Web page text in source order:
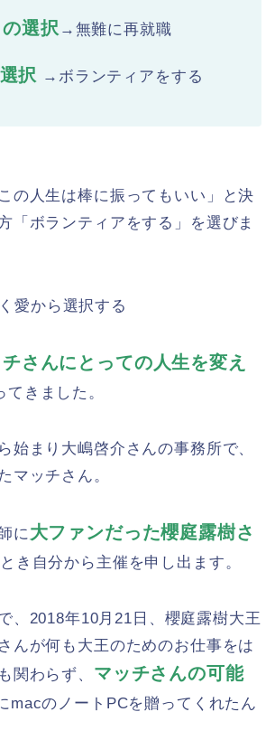
選択→無難に再就職
択 →ボランティアをする
の人生は棒に振ってもいい」と決
「ボランティアをする」を選びま
愛から選択する
さんにとっての人生を変え
てきました。
始まり大嶋啓介さんの事務所で、
マッチさん。
に大ファンだった櫻庭露樹さ
き自分から主催を申し出ます。
、2018年10月21日、櫻庭露樹大王
んが何も大王のためのお仕事をは
関わらず、 マッチさんの可能
macのノートPCを贈ってくれたん